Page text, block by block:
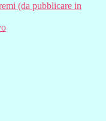
(da pubblicare in